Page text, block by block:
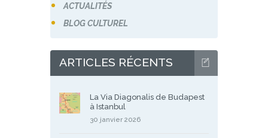
ACTUALITÉS
BLOG CULTUREL
ARTICLES RÉCENTS
La Via Diagonalis de Budapest
à Istanbul
30 janvier 2026